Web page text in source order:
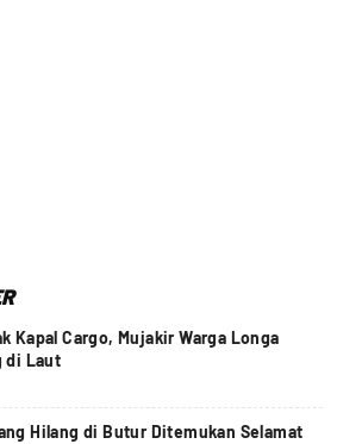
Kapal Cargo, Mujakir Warga Longa
di Laut
Hilang di Butur Ditemukan Selamat